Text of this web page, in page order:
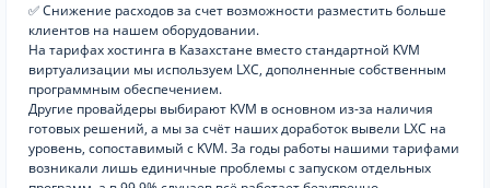
✅ Снижение расходов за счет возможности разместить больше
клиентов на нашем оборудовании.
На тарифах хостинга в Казахстане вместо стандартной KVM
виртуализации мы используем LXC, дополненные собственным
программным обеспечением.
Другие провайдеры выбирают KVM в основном из-за наличия
готовых решений, а мы за счёт наших доработок вывели LXC на
уровень, сопоставимый с KVM. За годы работы нашими тарифами
возникали лишь единичные проблемы с запуском отдельных